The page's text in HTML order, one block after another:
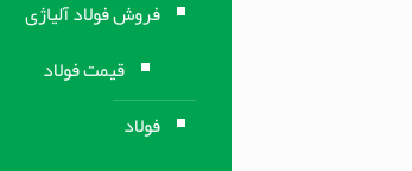
فروش فولاد آلیاژی
قیمت فولاد
فولاد